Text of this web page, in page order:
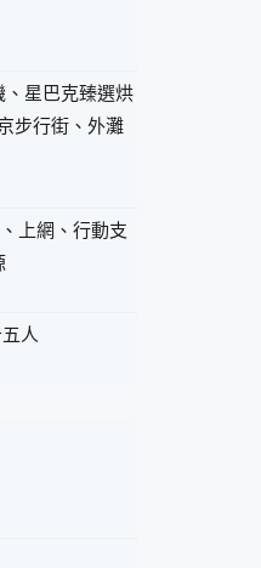
、星巴克臻選烘
步行街、外灘
上網、行動支
人